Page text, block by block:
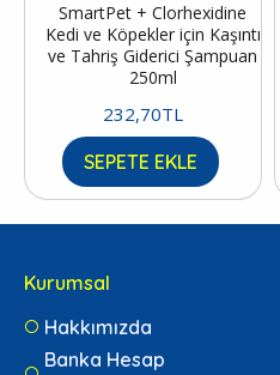
SmartPet + Clorhexidine
Kedi ve Köpekler için Kaşıntı
ve Tahriş Giderici Şampuan
250ml
232,70TL
SEPETE EKLE
Kurumsal
Hakkımızda
Banka Hesap